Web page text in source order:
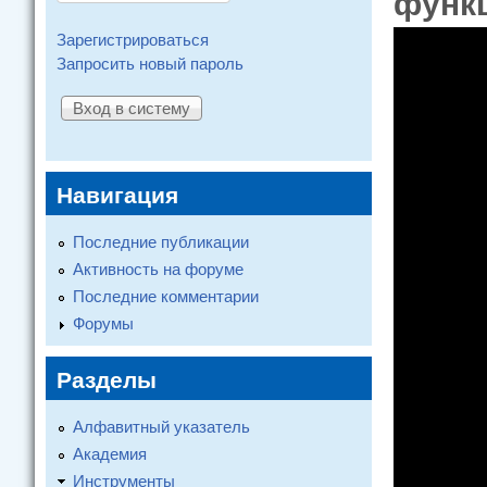
Зарегистрироваться
Запросить новый пароль
Навигация
Последние публикации
Активность на форуме
Последние комментарии
Форумы
Разделы
Алфавитный указатель
Академия
Инструменты